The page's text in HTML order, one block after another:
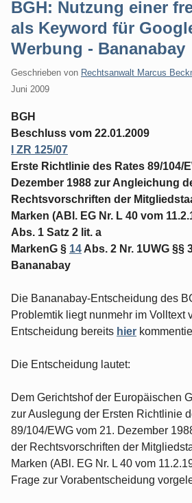
BGH: Nutzung einer
als Keyword für
Werbung - Bananabay
Geschrieben von Rechtsanwalt Marcus
Juni 2009
BGH
Beschluss vom 22.01.2009
I ZR 125/07
Erste Richtlinie des Rates 89/104/
Dezember 1988 zur Angleichung
Rechtsvorschriften der
Marken (ABl. EG Nr. L 40 vom
Abs. 1 Satz 2 lit. a
MarkenG § 14 Abs. 2 Nr. 1UWG §§
Bananabay
Die Bananabay-Entscheidung des
Problemtik liegt nunmehr im Volltext
Entscheidung bereits hier
Die Entscheidung lautet:
Dem Gerichtshof der Europäischen
zur Auslegung der Ersten Richtlinie
89/104/EWG vom 21. Dezember
der Rechtsvorschriften der
Marken (ABl. EG Nr. L 40 vom
Frage zur Vorabentscheidung